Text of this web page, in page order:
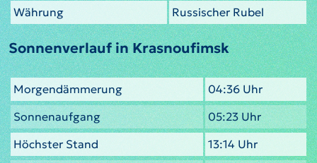
Währung
Russischer Rubel
Sonnenverlauf in Krasnoufimsk
Morgendämmerung
04:36 Uhr
Sonnenaufgang
05:23 Uhr
Höchster Stand
13:14 Uhr